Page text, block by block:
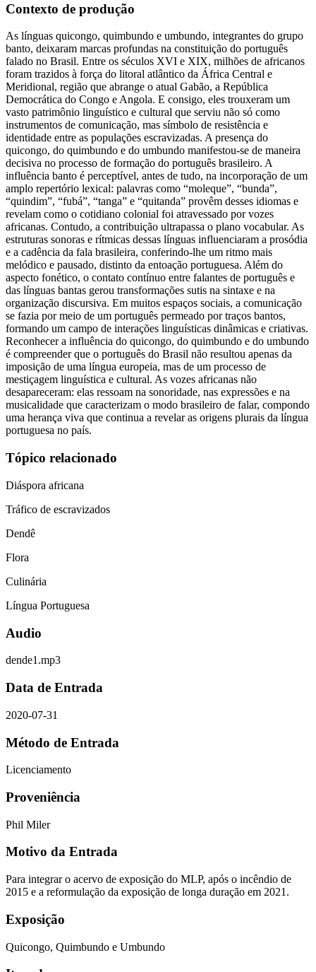
Contexto de produção
As línguas quicongo, quimbundo e umbundo, integrantes do grupo
banto, deixaram marcas profundas na constituição do português
falado no Brasil. Entre os séculos XVI e XIX, milhões de africanos
foram trazidos à força do litoral atlântico da África Central e
Meridional, região que abrange o atual Gabão, a República
Democrática do Congo e Angola. E consigo, eles trouxeram um
vasto patrimônio linguístico e cultural que serviu não só como
instrumentos de comunicação, mas símbolo de resistência e
identidade entre as populações escravizadas. A presença do
quicongo, do quimbundo e do umbundo manifestou-se de maneira
decisiva no processo de formação do português brasileiro. A
influência banto é perceptível, antes de tudo, na incorporação de um
amplo repertório lexical: palavras como “moleque”, “bunda”,
“quindim”, “fubá”, “tanga” e “quitanda” provêm desses idiomas e
revelam como o cotidiano colonial foi atravessado por vozes
africanas. Contudo, a contribuição ultrapassa o plano vocabular. As
estruturas sonoras e rítmicas dessas línguas influenciaram a prosódia
e a cadência da fala brasileira, conferindo-lhe um ritmo mais
melódico e pausado, distinto da entoação portuguesa. Além do
aspecto fonético, o contato contínuo entre falantes de português e
das línguas bantas gerou transformações sutis na sintaxe e na
organização discursiva. Em muitos espaços sociais, a comunicação
se fazia por meio de um português permeado por traços bantos,
formando um campo de interações linguísticas dinâmicas e criativas.
Reconhecer a influência do quicongo, do quimbundo e do umbundo
é compreender que o português do Brasil não resultou apenas da
imposição de uma língua europeia, mas de um processo de
mestiçagem linguística e cultural. As vozes africanas não
desapareceram: elas ressoam na sonoridade, nas expressões e na
musicalidade que caracterizam o modo brasileiro de falar, compondo
uma herança viva que continua a revelar as origens plurais da língua
portuguesa no país.
Tópico relacionado
Diáspora africana
Tráfico de escravizados
Dendê
Flora
Culinária
Língua Portuguesa
Audio
dende1.mp3
Data de Entrada
2020-07-31
Método de Entrada
Licenciamento
Proveniência
Phil Miler
Motivo da Entrada
Para integrar o acervo de exposição do MLP, após o incêndio de
2015 e a reformulação da exposição de longa duração em 2021.
Exposição
Quicongo, Quimbundo e Umbundo